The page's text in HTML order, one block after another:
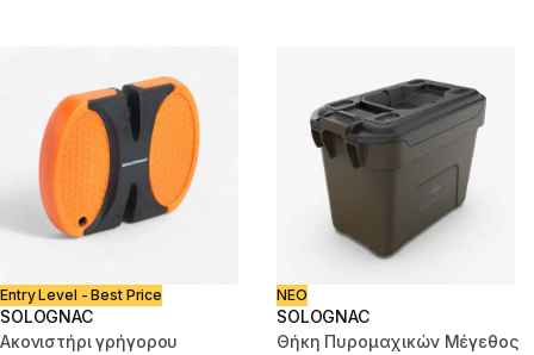
Entry Level - Best Price
SOLOGNAC
Ακονιστήρι γρήγορου
ΝΕΟ
SOLOGNAC
Θήκη Πυρομαχικών Μέγεθος